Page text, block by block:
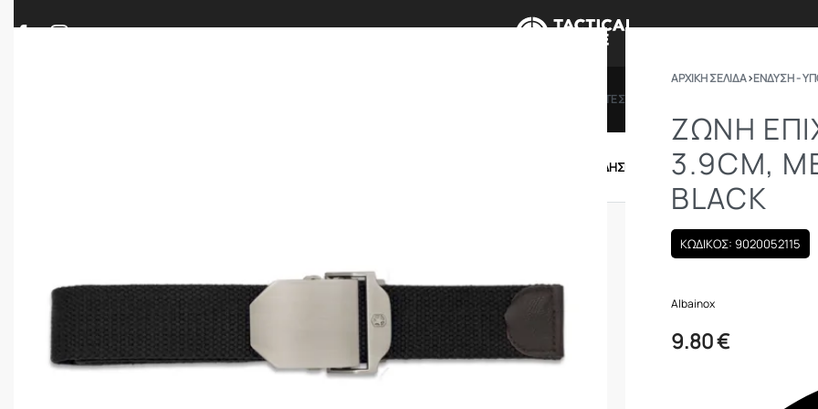
ΔΩΡΟΚΑΡΤΕΣ
ΕΝΔΥΣΗ – ΥΠΟΔΗΣΗ ΕΞΟΠΛΙΣΜΟΣ
ΑΡΧΙΚΉ ΣΕΛΊΔΑ›ΕΝΔΥΣΗ -
ΖΏΝΗ
3.9CM,
BLACK
ΚΩΔΙΚΟΣ: 9020052115
Albainox
9.80€